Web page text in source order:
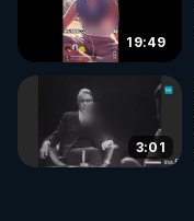
19:49
3:01